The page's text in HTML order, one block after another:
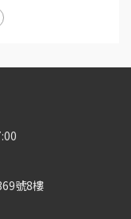
號8樓